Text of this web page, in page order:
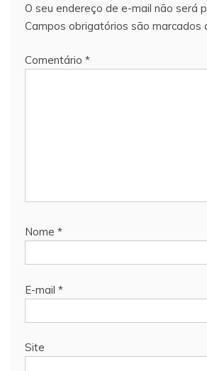
O seu endereço de e-mail não será
Campos obrigatórios são marcados
Comentário *
Nome *
E-mail *
Site